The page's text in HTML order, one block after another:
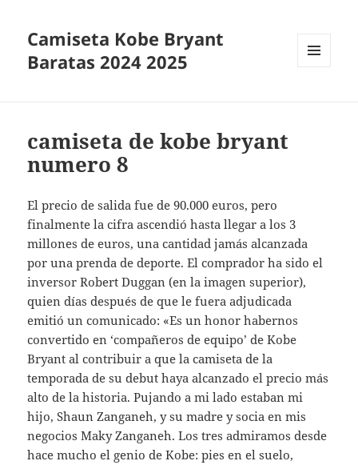
Camiseta Kobe Bryant
Baratas 2024 2025
camiseta de kobe bryant
numero 8
El precio de salida fue de 90.000 euros, pero
finalmente la cifra ascendió hasta llegar a los 3
millones de euros, una cantidad jamás alcanzada
por una prenda de deporte. El comprador ha sido el
inversor Robert Duggan (en la imagen superior),
quien días después de que le fuera adjudicada
emitió un comunicado: «Es un honor habernos
convertido en ‘compañeros de equipo’ de Kobe
Bryant al contribuir a que la camiseta de la
temporada de su debut haya alcanzado el precio más
alto de la historia. Pujando a mi lado estaban mi
hijo, Shaun Zanganeh, y su madre y socia en mis
negocios Maky Zanganeh. Los tres admiramos desde
hace mucho el genio de Kobe: pies en el suelo,